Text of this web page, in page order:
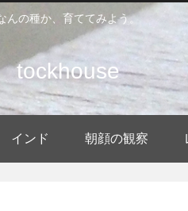
んの種か、育ててみよう。
tockhouse
インド 朝顔の観察